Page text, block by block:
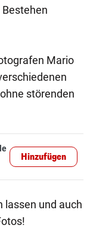
Mario
störenden
Hinzufügen
lassen und auch